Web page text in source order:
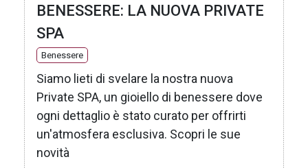
BENESSERE: LA NUOVA PRIVATE
SPA
Benessere
Siamo lieti di svelare la nostra nuova
Private SPA, un gioiello di benessere dove
ogni dettaglio è stato curato per offrirti
un'atmosfera esclusiva. Scopri le sue
novità